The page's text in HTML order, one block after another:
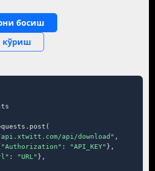
босиш
кўриш
api/download" ,
"Authorization" : "API_KEY" },
: "URL" },